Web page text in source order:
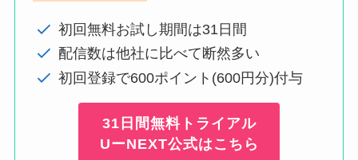
初回無料お試し期間は31日間
配信数は他社に比べて断然多い
初回登録で600ポイント(600円分)付与
31日間無料トライアル
UーNEXT公式はこちら